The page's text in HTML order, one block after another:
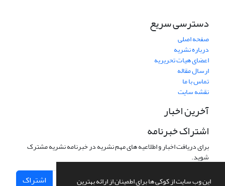
این وب سایت از کوکی ها برای اطمینان از ارائه بهترین
دسترسی سریع
صفحه اصلی
درباره نشریه
اعضای هیات تحریریه
ارسال مقاله
تماس با ما
نقشه سایت
آخرین اخبار
اشتراک خبرنامه
برای دریافت اخبار و اطلاعیه های مهم نشریه در خبرنامه نشریه مشترک
شوید.
اشتراک